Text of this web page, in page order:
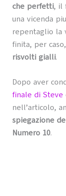
che perfetti, il
una vicenda
repentaglio la
finita, per
risvolti gialli.
Dopo aver
finale di Steve
nell’articolo,
spiegazione
Numero 10.